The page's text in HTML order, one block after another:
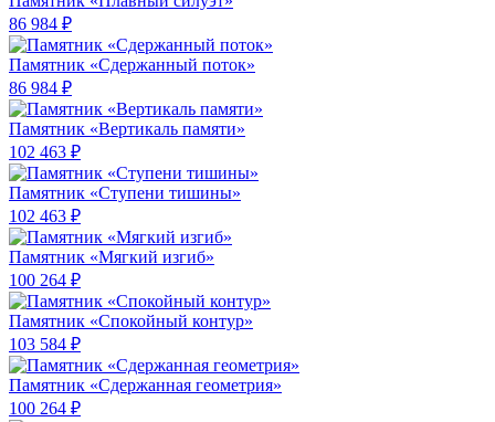
86 984 ₽
Памятник «Сдержанный поток»
86 984 ₽
Памятник «Вертикаль памяти»
102 463 ₽
Памятник «Ступени тишины»
102 463 ₽
Памятник «Мягкий изгиб»
100 264 ₽
Памятник «Спокойный контур»
103 584 ₽
Памятник «Сдержанная геометрия»
100 264 ₽